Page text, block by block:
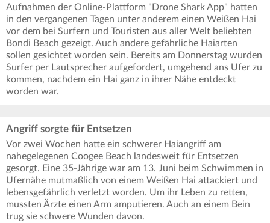
Aufnahmen der Online-Plattform "Drone Shark App" hatten
in den vergangenen Tagen unter anderem einen Weißen Hai
vor dem bei Surfern und Touristen aus aller Welt beliebten
Bondi Beach gezeigt. Auch andere gefährliche Haiarten
sollen gesichtet worden sein. Bereits am Donnerstag wurden
Surfer per Lautsprecher aufgefordert, umgehend ans Ufer zu
kommen, nachdem ein Hai ganz in ihrer Nähe entdeckt
worden war.
Angriff sorgte für Entsetzen
Vor zwei Wochen hatte ein schwerer Haiangriff am
nahegelegenen Coogee Beach landesweit für Entsetzen
gesorgt. Eine 35-Jährige war am 13. Juni beim Schwimmen in
Ufernähe mutmaßlich von einem Weißen Hai attackiert und
lebensgefährlich verletzt worden. Um ihr Leben zu retten,
mussten Ärzte einen Arm amputieren. Auch an einem Bein
trug sie schwere Wunden davon.